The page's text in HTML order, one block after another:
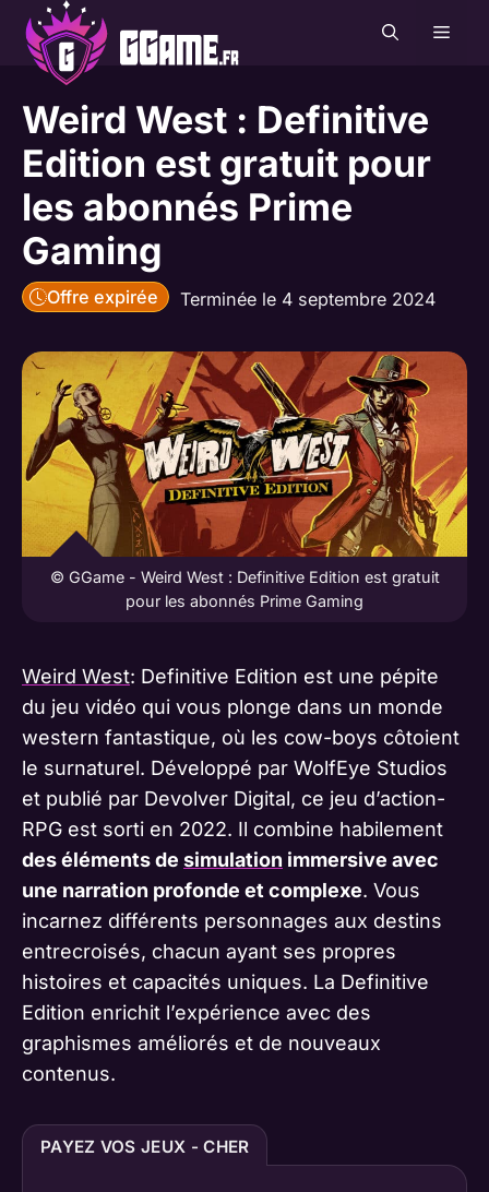
Aller
contenu
Weird West : Definitive
Edition est gratuit pour
les abonnés Prime
Gaming
Offre expirée Terminée le 4 septembre 2024
© GGame - Weird West : Definitive Edition est gratuit
pour les abonnés Prime Gaming
Weird West: Definitive Edition est une pépite
du jeu vidéo qui vous plonge dans un monde
western fantastique, où les cow-boys côtoient
le surnaturel. Développé par WolfEye Studios
et publié par Devolver Digital, ce jeu d’action-
RPG est sorti en 2022. Il combine habilement
des éléments de simulation immersive avec
une narration profonde et complexe. Vous
incarnez différents personnages aux destins
entrecroisés, chacun ayant ses propres
histoires et capacités uniques. La Definitive
Edition enrichit l’expérience avec des
graphismes améliorés et de nouveaux
contenus.
PAYEZ VOS JEUX - CHER